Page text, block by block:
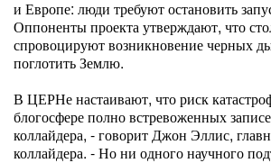
и Европе: люди требуют остановить
Оппоненты проекта утверждают, что
спровоцируют возникновение черных
поглотить Землю.
В ЦЕРНе настаивают, что риск
блогосфере полно встревоженных
коллайдера, - говорит Джон Эллис,
коллайдера. - Но ни одного научного